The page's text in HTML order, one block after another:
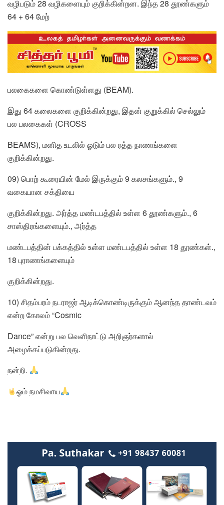
வழிபடும் 28 வழிகளையும் குறிக்கின்றன. இந்த 28 தூண்களும்
64 + 64 மேற்
பலகைகளை கொண்டுள்ளது (BEAM).
இது 64 கலைகளை குறிக்கின்றது, இதன் குறுக்கில் செல்லும்
பல பலகைகள் (CROSS
BEAMS), மனித உடலில் ஓடும் பல ரத்த நாணங்களை
குறிக்கின்றது.
09) பொற் கூரையின் மேல் இருக்கும் 9 கலசங்களும்., 9
வகையான சக்தியை
குறிக்கின்றது. அர்த்த மண்டபத்தில் உள்ள 6 தூண்களும்., 6
சாஸ்திரங்களையும்., அர்த்த
மண்டபத்தின் பக்கத்தில் உள்ள மண்டபத்தில் உள்ள 18 தூண்கள்.,
18 புராணங்களையும்
குறிக்கின்றது.
10) சிதம்பரம் நடராஜர் ஆடிக்கொண்டிருக்கும் ஆனந்த தாண்டவம்
என்ற கோலம் “Cosmic
Dance” என்று பல வெளிநாட்டு அறிஞர்களால்
அழைக்கப்படுகின்றது.
நன்றி.
ஓம் நமசிவாய